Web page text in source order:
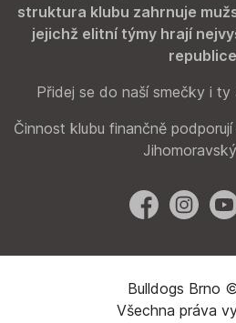
struktura klubu zahrnuje
jejichž elitní týmy hrají
Přidej se do naší smečky i ty
Činnost klubu finančně
FacebookInstagram
Bulldogs Brno
Všechna práva